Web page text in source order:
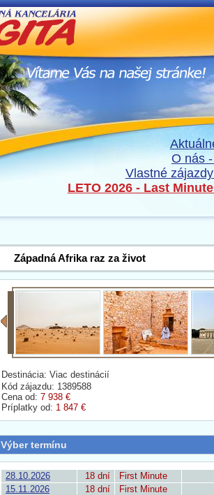
O nás
Vlastné
LETO 2026 - Last
Západná Afrika raz za život
Destinácia: Viac destinácií
Kód zájazdu: 1389588
Cena od: 7 938 €
Príplatky od: 1 847 €
Výber termínu
28.10.2026 18 dní First Minute
15.11.2026
18 dní First Minute